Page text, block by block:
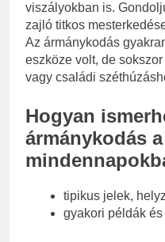
viszályokban is.
zajló titkos
Az ármánykodás
eszköze volt, de
vagy családi
Hogyan
ármánykodás a
tipikus jelek,
gyakori példák